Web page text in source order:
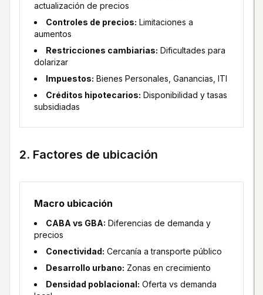
actualización de precios
Controles de precios: Limitaciones a
aumentos
Restricciones cambiarias: Dificultades para
dolarizar
Impuestos: Bienes Personales, Ganancias, ITI
Créditos hipotecarios: Disponibilidad y tasas
subsidiadas
2. Factores de ubicación
Macro ubicación
CABA vs GBA: Diferencias de demanda y
precios
Conectividad: Cercanía a transporte público
Desarrollo urbano: Zonas en crecimiento
Densidad poblacional: Oferta vs demanda